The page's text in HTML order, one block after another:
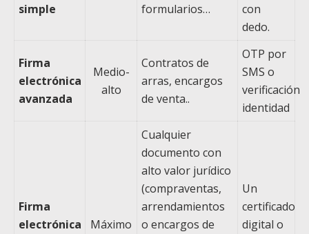
simple
formularios…
con
dedo.
Firma
electrónica
avanzada
Medio-
alto
Contratos de
arras, encargos
de venta..
OTP por
SMS o
verificación
identidad
Firma
electrónica
Máximo
Cualquier
documento con
alto valor jurídico
(compraventas,
arrendamientos
o encargos de
Un
certificado
digital o